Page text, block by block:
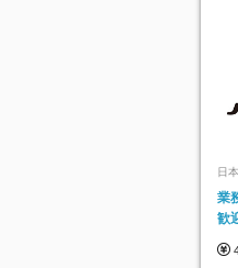
日
業
歓